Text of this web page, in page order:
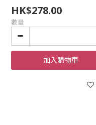
HK$278.00
數量
加入購物車